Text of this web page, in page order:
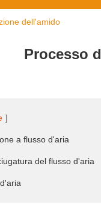
dell'amido
Processo
]
a flusso d'aria
del flusso d'aria